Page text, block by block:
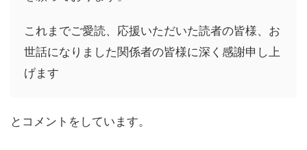
これまでご愛読、応援いただいた読者の皆様、お
世話になりました関係者の皆様に深く感謝申し上
げます
とコメントをしています。